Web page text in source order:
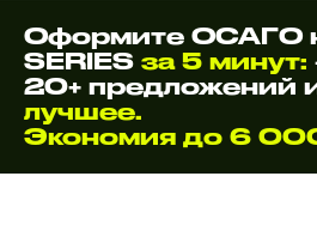
Оформите ОСАГО
SERIES за 5 минут:
20+ предложений
лучшее.
Экономия до 6